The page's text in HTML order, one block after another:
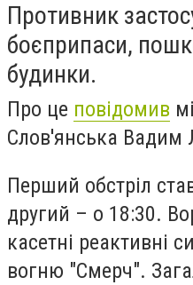
Противник
боєприпаси,
будинки.
Про це повідомив
Слов'янська Вадим
Перший обстріл
другий – о 18:30.
касетні реактивні
вогню "Смерч".